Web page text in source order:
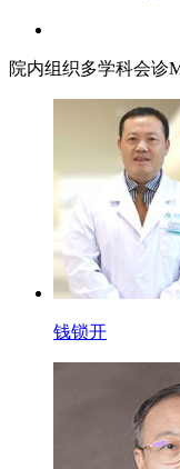
院内组织多学科会诊
钱锁开